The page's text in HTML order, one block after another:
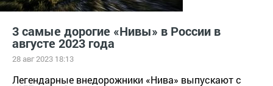
3 самые дорогие «Нивы» в России в
августе 2023 года
28 авг 2023 18:13
Легендарные внедорожники «Нива» выпускают с